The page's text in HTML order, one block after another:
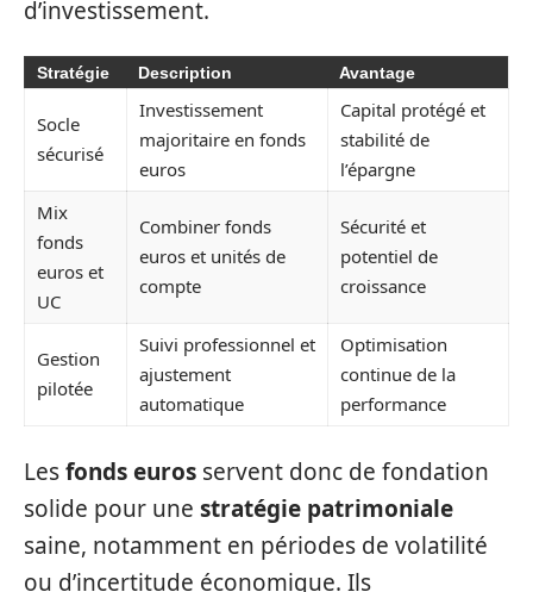
d’investissement.
Stratégie Description Avantage
Socle
sécurisé
Investissement
majoritaire en fonds
euros
Capital protégé et
stabilité de
l’épargne
Mix
fonds
euros et
UC
Combiner fonds
euros et unités de
compte
Sécurité et
potentiel de
croissance
Gestion
pilotée
Suivi professionnel et
ajustement
automatique
Optimisation
continue de la
performance
Lesfonds euros servent donc de fondation
solide pour une stratégie patrimoniale
saine, notamment en périodes de volatilité
ou d’incertitude économique. Ils